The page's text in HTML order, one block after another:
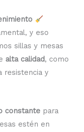
y eso
sillas y mesas
alta calidad, como
resistencia y
constante para
estén en